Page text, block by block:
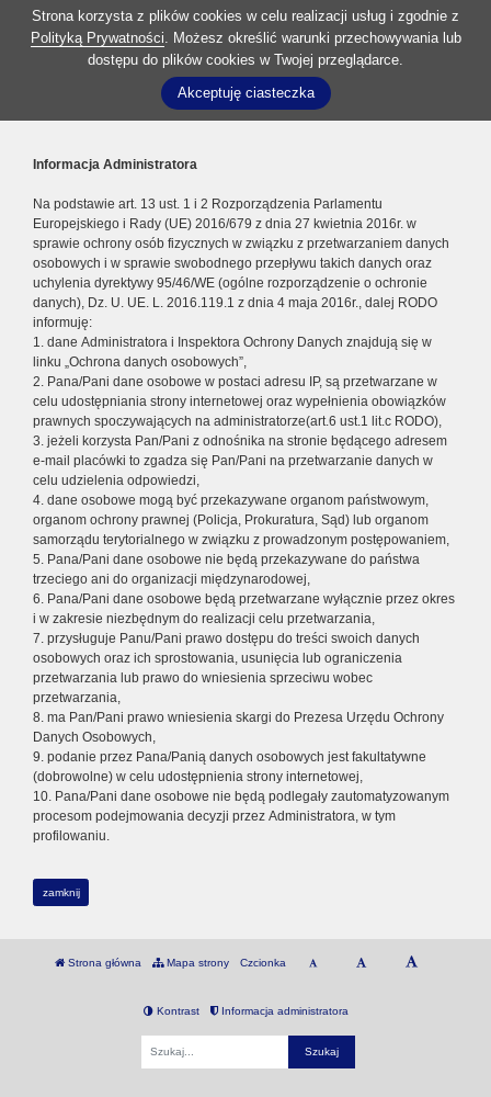
Strona korzysta z plików cookies w celu realizacji usług i zgodnie z
Polityką Prywatności. Możesz określić warunki przechowywania lub
dostępu do plików cookies w Twojej przeglądarce.
Akceptuję ciasteczka
Informacja Administratora
Na podstawie art. 13 ust. 1 i 2 Rozporządzenia Parlamentu
Europejskiego i Rady (UE) 2016/679 z dnia 27 kwietnia 2016r. w
sprawie ochrony osób fizycznych w związku z przetwarzaniem danych
osobowych i w sprawie swobodnego przepływu takich danych oraz
uchylenia dyrektywy 95/46/WE (ogólne rozporządzenie o ochronie
danych), Dz. U. UE. L. 2016.119.1 z dnia 4 maja 2016r., dalej RODO
informuję:
1. dane Administratora i Inspektora Ochrony Danych znajdują się w
linku „Ochrona danych osobowych”,
2. Pana/Pani dane osobowe w postaci adresu IP, są przetwarzane w
celu udostępniania strony internetowej oraz wypełnienia obowiązków
prawnych spoczywających na administratorze(art.6 ust.1 lit.c RODO),
3. jeżeli korzysta Pan/Pani z odnośnika na stronie będącego adresem
e-mail placówki to zgadza się Pan/Pani na przetwarzanie danych w
celu udzielenia odpowiedzi,
4. dane osobowe mogą być przekazywane organom państwowym,
organom ochrony prawnej (Policja, Prokuratura, Sąd) lub organom
samorządu terytorialnego w związku z prowadzonym postępowaniem,
5. Pana/Pani dane osobowe nie będą przekazywane do państwa
trzeciego ani do organizacji międzynarodowej,
6. Pana/Pani dane osobowe będą przetwarzane wyłącznie przez okres
i w zakresie niezbędnym do realizacji celu przetwarzania,
7. przysługuje Panu/Pani prawo dostępu do treści swoich danych
osobowych oraz ich sprostowania, usunięcia lub ograniczenia
przetwarzania lub prawo do wniesienia sprzeciwu wobec
przetwarzania,
8. ma Pan/Pani prawo wniesienia skargi do Prezesa Urzędu Ochrony
Danych Osobowych,
9. podanie przez Pana/Panią danych osobowych jest fakultatywne
(dobrowolne) w celu udostępnienia strony internetowej,
10. Pana/Pani dane osobowe nie będą podlegały zautomatyzowanym
procesom podejmowania decyzji przez Administratora, w tym
profilowaniu.
zamknij
Strona główna Mapa strony Czcionka
Kontrast Informacja administratora